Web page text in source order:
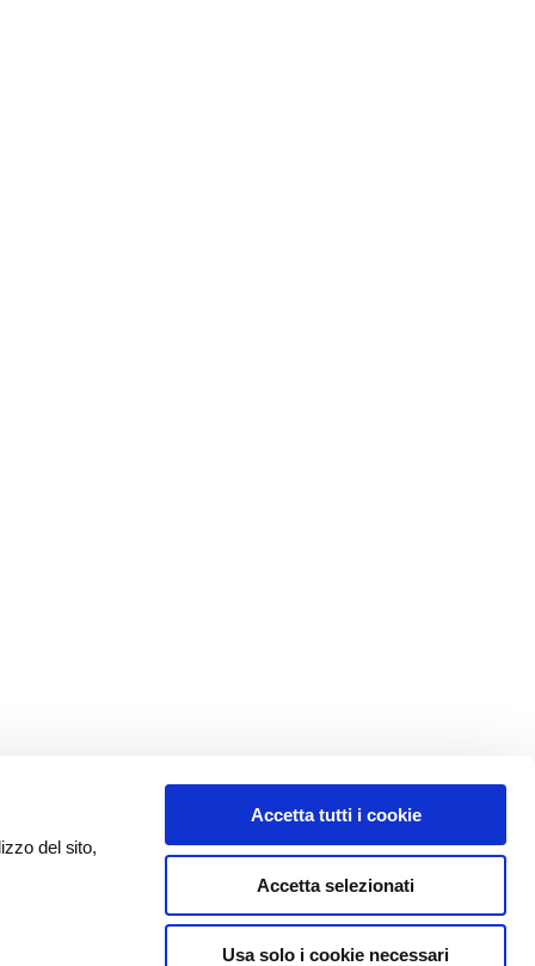
del sito,
Accetta tutti i cookie
Accetta selezionati
Usa solo i cookie necessari